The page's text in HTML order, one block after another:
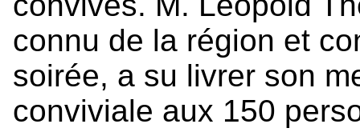
connu de la région et
soirée, a su livrer son
conviviale aux 150